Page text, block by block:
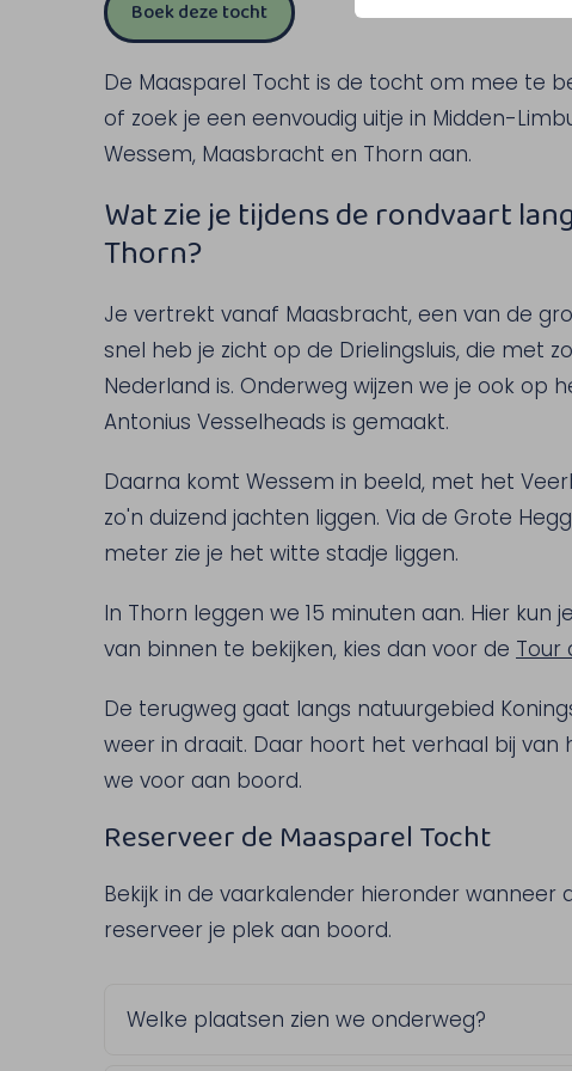
Boek deze tocht
De Maasparel Tocht is de tocht om mee te
of zoek je een eenvoudig uitje in Midden-
Wessem, Maasbracht en Thorn aan.
Wat zie je tijdens de rondvaart
Thorn?
Je vertrekt vanaf Maasbracht, een van de
snel heb je zicht op de Drielingsluis, die met
Nederland is. Onderweg wijzen we je ook op
Antonius Vesselheads is gemaakt.
Daarna komt Wessem in beeld, met het
zo'n duizend jachten liggen. Via de Grote
meter zie je het witte stadje liggen.
In Thorn leggen we 15 minuten aan. Hier
van binnen te bekijken, kies dan voor de Tour
De terugweg gaat langs natuurgebied
weer in draait. Daar hoort het verhaal bij
we voor aan boord.
Reserveer de Maasparel Tocht
Bekijk in de vaarkalender hieronder
reserveer je plek aan boord.
Welke plaatsen zien we onderweg?